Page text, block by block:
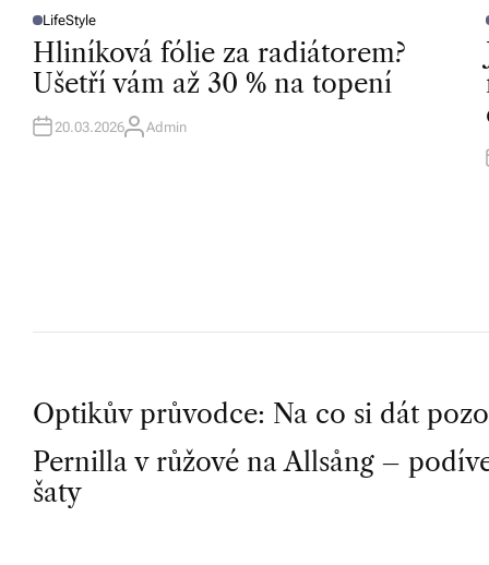
P
O
T
D
N
LifeStyle
Hliníková fólie za radiátorem?
Ušetří vám až 30 % na topení
20.03.2026A
Admin
T
I
P
o
Optikův průvodce: Na co si dát
Pernilla v růžové na Allsång –
šaty